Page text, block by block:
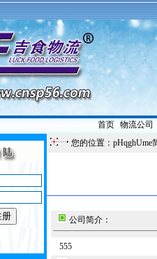
首页| 物流公司
您的位置：pHqghUme
公司简介：
555